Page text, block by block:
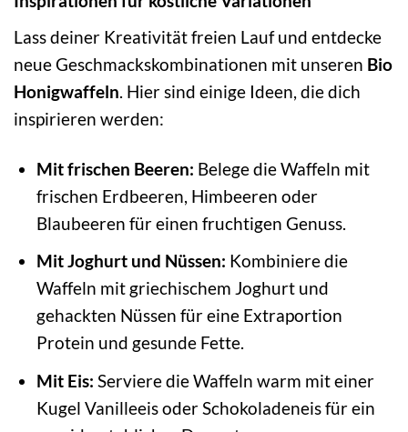
Lass deiner Kreativität freien Lauf und entdecke
neue Geschmackskombinationen mit unseren Bio
Honigwaffeln. Hier sind einige Ideen, die dich
inspirieren werden:
Mit frischen Beeren: Belege die Waffeln mit
frischen Erdbeeren, Himbeeren oder
Blaubeeren für einen fruchtigen Genuss.
Mit Joghurt und Nüssen: Kombiniere die
Waffeln mit griechischem Joghurt und
gehackten Nüssen für eine Extraportion
Protein und gesunde Fette.
Mit Eis: Serviere die Waffeln warm mit einer
Kugel Vanilleeis oder Schokoladeneis für ein